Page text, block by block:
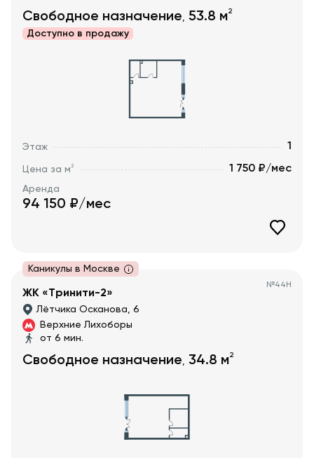
Свободное назначение, 53.8 м2
Доступно в продажу
Этаж 1
Цена за м2 1 750 ₽/мес
Аренда
94 150 ₽/мес
Каникулы в Москве
№44Н
ЖК «Тринити-2»
Лётчика Осканова, 6
Верхние Лихоборы
от 6 мин.
Свободное назначение, 34.8 м2